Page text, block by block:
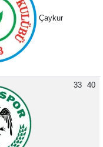
Çaykur
33 40